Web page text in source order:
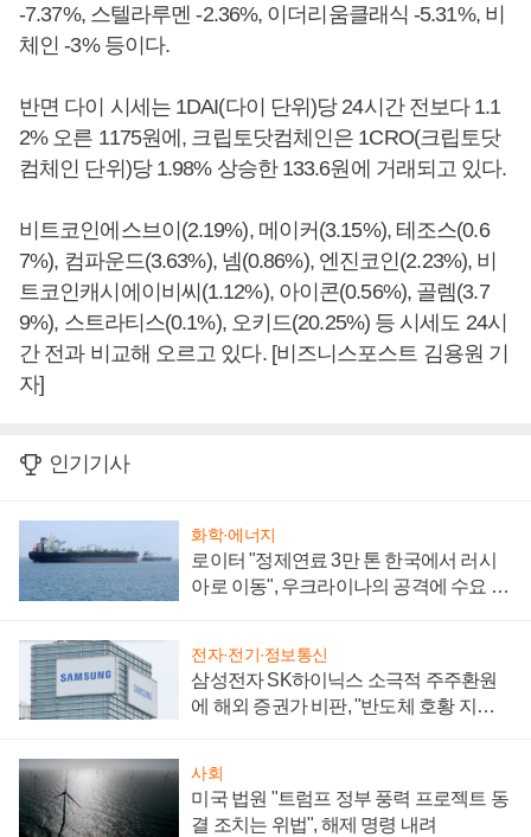
-7.37%, 스텔라루멘 -2.36%, 이더리움클래식 -5.31%, 비
체인 -3% 등이다.
반면 다이 시세는 1DAI(다이 단위)당 24시간 전보다 1.1
2% 오른 1175원에, 크립토닷컴체인은 1CRO(크립토닷
컴체인 단위)당 1.98% 상승한 133.6원에 거래되고 있다.
비트코인에스브이(2.19%), 메이커(3.15%), 테조스(0.6
7%), 컴파운드(3.63%), 넴(0.86%), 엔진코인(2.23%), 비
트코인캐시에이비씨(1.12%), 아이콘(0.56%), 골렘(3.7
9%), 스트라티스(0.1%), 오키드(20.25%) 등 시세도 24시
간 전과 비교해 오르고 있다. [비즈니스포스트 김용원 기
자]
인기기사
화학·에너지
로이터 "정제연료 3만 톤 한국에서 러시
아로 이동", 우크라이나의 공격에 수요 늘
전자·전기·정보통신
삼성전자 SK하이닉스 소극적 주주환원
에 해외 증권가 비판, "반도체 호황 지속
사회
미국 법원 "트럼프 정부 풍력 프로젝트 동
결 조치는 위법", 해제 명령 내려